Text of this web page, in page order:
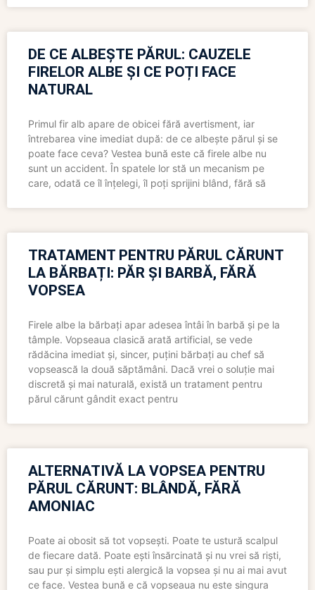
DE CE ALBEȘTE PĂRUL: CAUZELE
FIRELOR ALBE ȘI CE POȚI FACE
NATURAL
Primul fir alb apare de obicei fără avertisment, iar
întrebarea vine imediat după: de ce albește părul și se
poate face ceva? Vestea bună este că firele albe nu
sunt un accident. În spatele lor stă un mecanism pe
care, odată ce îl înțelegi, îl poți sprijini blând, fără să
TRATAMENT PENTRU PĂRUL CĂRUNT
LA BĂRBAȚI: PĂR ȘI BARBĂ, FĂRĂ
VOPSEA
Firele albe la bărbați apar adesea întâi în barbă și pe la
tâmple. Vopseaua clasică arată artificial, se vede
rădăcina imediat și, sincer, puțini bărbați au chef să
vopsească la două săptămâni. Dacă vrei o soluție mai
discretă și mai naturală, există un tratament pentru
părul cărunt gândit exact pentru
ALTERNATIVĂ LA VOPSEA PENTRU
PĂRUL CĂRUNT: BLÂNDĂ, FĂRĂ
AMONIAC
Poate ai obosit să tot vopsești. Poate te ustură scalpul
de fiecare dată. Poate ești însărcinată și nu vrei să riști,
sau pur și simplu ești alergică la vopsea și nu ai mai avut
ce face. Vestea bună e că vopseaua nu este singura